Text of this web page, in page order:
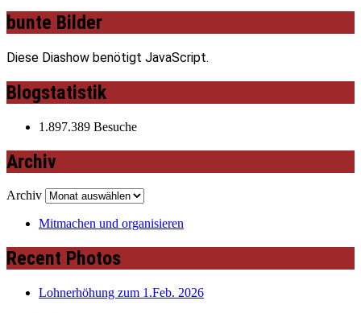
bunte Bilder
Diese Diashow benötigt JavaScript.
Blogstatistik
1.897.389 Besuche
Archiv
Archiv
Mitmachen und organisieren
Recent Photos
Lohnerhöhung zum 1.Feb. 2026